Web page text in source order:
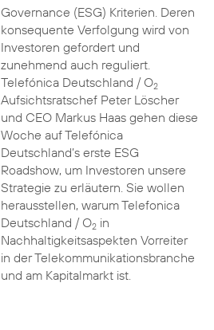
Governance (ESG) Kriterien. Deren
konsequente Verfolgung wird von
Investoren gefordert und
zunehmend auch reguliert.
Telefónica Deutschland / O2
Aufsichtsratschef Peter Löscher
und CEO Markus Haas gehen diese
Woche auf Telefónica
Deutschland’s erste ESG
Roadshow, um Investoren unsere
Strategie zu erläutern. Sie wollen
herausstellen, warum Telefonica
Deutschland / O2in
Nachhaltigkeitsaspekten Vorreiter
in der Telekommunikationsbranche
und am Kapitalmarkt ist.